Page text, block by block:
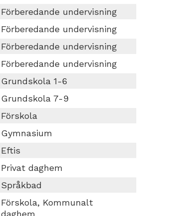
Förberedande undervisning
Förberedande undervisning
Förberedande undervisning
Förberedande undervisning
Grundskola 1-6
Grundskola 7-9
Förskola
Gymnasium
Eftis
Privat daghem
Språkbad
Förskola, Kommunalt
daghem